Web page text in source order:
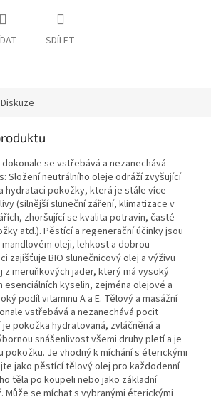
SDÍLET
Diskuze
se vstřebává a nezanechává
Složení neutrálního oleje odráží zvyšující
hydrataci pokožky, která je stále více
(silnější sluneční záření, klimatizace v
zhoršující se kvalita potravin, časté
atd.). Pěstící a regenerační účinky jsou
oleji, lehkost a dobrou
zajišťuje BIO slunečnicový olej a výživu
meruňkových jader, který má vysoký
esenciálních kyselin, zejména olejové a
podíl vitaminu A a E. Tělový a masážní
vstřebává a nezanechává pocit
pokožka hydratovaná, zvláčněná a
snášenlivost všemi druhy pletí a je
pokožku. Je vhodný k míchání s éterickými
jako pěstící tělový olej pro každodenní
těla po koupeli nebo jako základní
Může se míchat s vybranými éterickými